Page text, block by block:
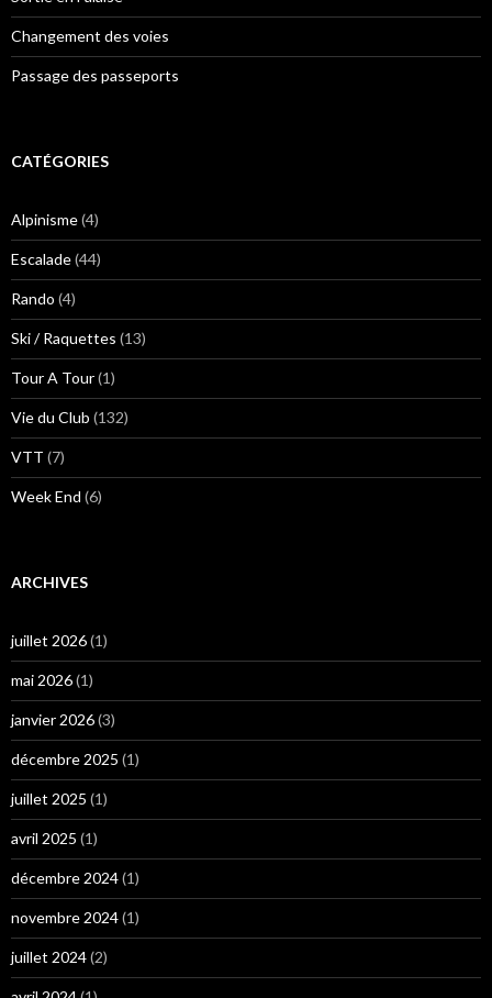
Changement des voies
Passage des passeports
CATÉGORIES
Alpinisme(4)
Escalade(44)
Rando (4)
Ski / Raquettes (13)
Tour A Tour(1)
Vie du Club (132)
VTT (7)
Week End (6)
ARCHIVES
juillet 2026(1)
mai 2026(1)
janvier 2026(3)
décembre 2025 (1)
juillet 2025 (1)
avril 2025 (1)
décembre 2024(1)
novembre 2024(1)
juillet 2024(2)